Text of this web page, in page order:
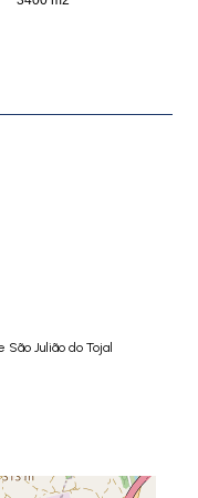
São Julião do Tojal